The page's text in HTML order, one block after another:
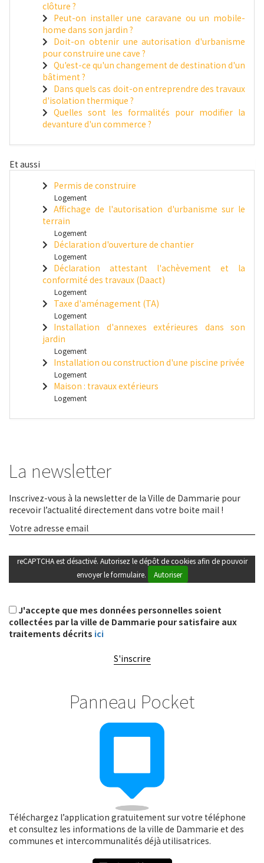
clôture ?
Peut-on installer une caravane ou un mobile-
home dans son jardin ?
Doit-on obtenir une autorisation d'urbanisme
pour construire une cave ?
Qu'est-ce qu'un changement de destination d'un
bâtiment ?
Dans quels cas doit-on entreprendre des travaux
d'isolation thermique ?
Quelles sont les formalités pour modifier la
devanture d'un commerce ?
Et aussi
Permis de construire
Logement
Affichage de l'autorisation d'urbanisme sur le
terrain
Logement
Déclaration d'ouverture de chantier
Logement
Déclaration attestant l'achèvement et la
conformité des travaux (Daact)
Logement
Taxe d'aménagement (TA)
Logement
Installation d'annexes extérieures dans son
jardin
Logement
Installation ou construction d'une piscine privée
Logement
Maison : travaux extérieurs
Logement
La newsletter
Inscrivez-vous à la newsletter de la Ville de Dammarie pour
recevoir l’actualité directement dans votre boite mail !
reCAPTCHA est désactivé. Autorisez le dépôt de cookies afin de pouvoir
envoyer le formulaire.
Autoriser
J'accepte que mes données personnelles soient
collectées par la ville de Dammarie pour satisfaire aux
traitements décrits ici
S'inscrire
Panneau Pocket
Téléchargez l’application gratuitement sur votre téléphone
et consultez les informations de la ville de Dammarie et des
communes et intercommunalités déjà utilisatrices.